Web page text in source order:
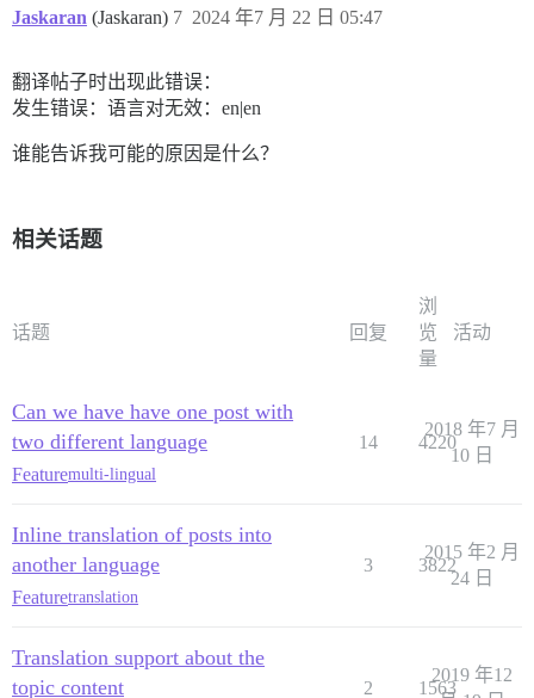
Jaskaran (Jaskaran) 2024 年7 月 22 日 05:47
7
翻译帖子时出现此错误：
发生错误：语言对无效：en|en
谁能告诉我可能的原因是什么？
相关话题
话题 回复
浏
览
量
活动
Can we have have one post with
two different language
Featuremulti-lingual
14 4220
2018 年7 月
10 日
Inline translation of posts into
another language
Featuretranslation
3 3822
2015 年2 月
24 日
Translation support about the
topic content
2 1563
2019 年12